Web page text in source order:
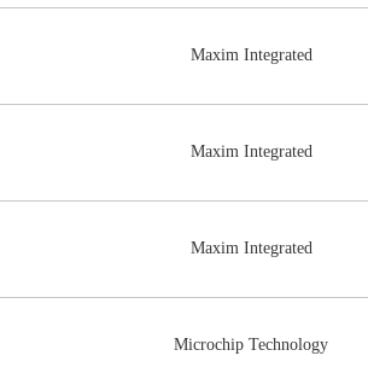
Maxim Integrated
Maxim Integrated
Maxim Integrated
Microchip Technology